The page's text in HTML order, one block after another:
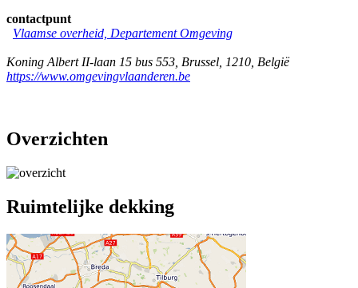
contactpunt
Vlaamse overheid, Departement Omgeving
Koning Albert II-laan 15 bus 553 Brussel 1210 België
https://www.omgevingvlaanderen.be
Overzichten
Ruimtelijke dekking